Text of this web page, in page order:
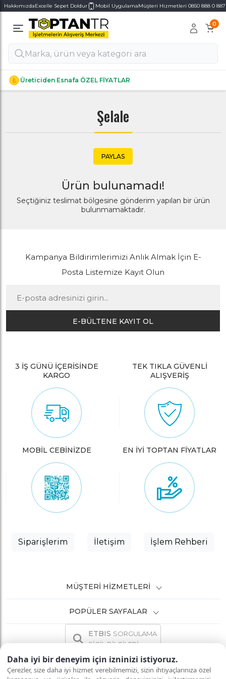
Daha iyi bir deneyim için izninizi istiyoruz.
Çerezler, size daha iyi hizmet verebilmemizi, sizin ihtiyaçlarınıza özel
HakkımızdaExcelle Sepet Doldur Mobil UygulamaMüşteri Hizmetleri 0850 888 0 887
0
Üreticiden Esnafa ÖZEL FİYATLAR
Alt Kategoriler
Alt Kategoriler
Şelale
PAYLAS
Ürün bulunamadı!
Seçtiğiniz teslimat bölgesine gönderim yapılan bir ürün
bulunmamaktadır.
Kampanya Bildirimlerimizi Anlık Almak İçin E-
Posta Listemize Kayıt Olun
E-BÜLTENE KAYIT OL
3 İŞ GÜNÜ İÇERİSİNDE
KARGO
TEK TIKLA GÜVENLİ
ALIŞVERİŞ
MOBİL CEBİNİZDE EN İYİ TOPTAN FİYATLAR
Siparişlerim İletişim İşlem Rehberi
MÜŞTERI HIZMETLERI
POPÜLER SAYFALAR
ETBIS SORGULAMA
SİCİL BİLGİLERİ